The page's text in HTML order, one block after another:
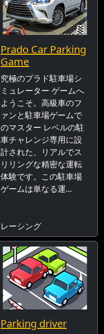
Prado Car Parking
Game
究極のプラド駐車場シ
ミュレーター ゲームへ
ようこそ。高級車のフ
ァンと駐車場ゲームで
のマスター レベルの駐
車チャレンジ専用に設
計された、リアルでス
リリングな精密な運転
体験です。この駐車場
ゲームは単なる運...
レーシング
Parking driver